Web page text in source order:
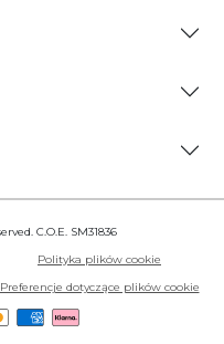
C.O.E. SM31836
Polityka plików cookie
Preferencje dotyczące plików cookie